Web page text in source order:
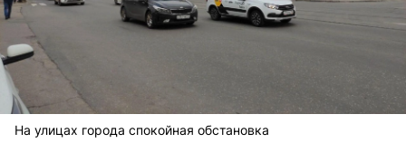
На улицах города спокойная обстановка